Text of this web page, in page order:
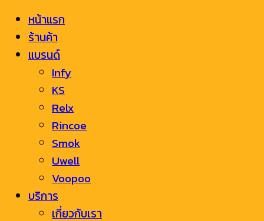
หน้าแรก
ร้านค้า
แบรนด์
Infy
KS
Relx
Rincoe
Smok
Uwell
Voopoo
บริการ
เกี่ยวกับเรา